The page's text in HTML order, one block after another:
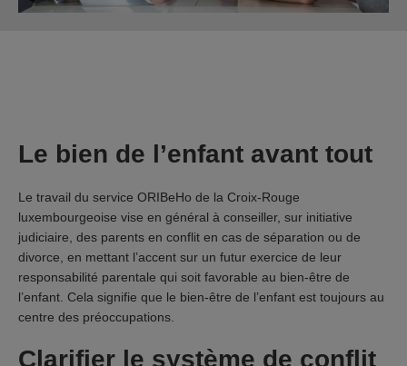
Le bien de l’enfant avant tout
Le travail du service ORIBeHo de la Croix-Rouge
luxembourgeoise vise en général à conseiller, sur initiative
judiciaire, des parents en conflit en cas de séparation ou de
divorce, en mettant l’accent sur un futur exercice de leur
responsabilité parentale qui soit favorable au bien-être de
l’enfant. Cela signifie que le bien-être de l’enfant est toujours au
centre des préoccupations.
Clarifier le système de conflit